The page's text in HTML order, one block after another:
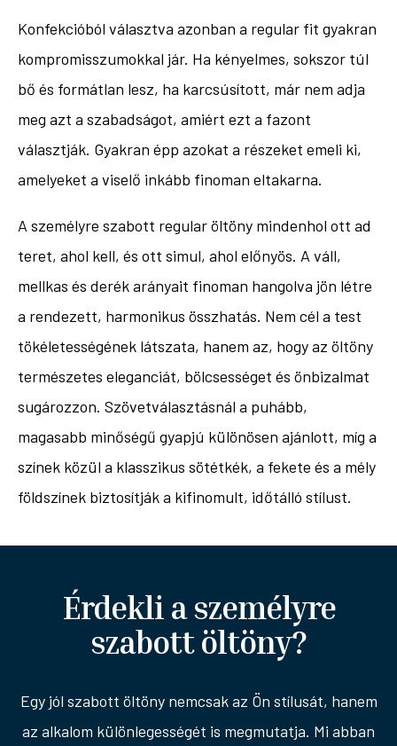
Konfekcióból választva azonban a regular fit gyakran
kompromisszumokkal jár. Ha kényelmes, sokszor túl
bő és formátlan lesz, ha karcsúsított, már nem adja
meg azt a szabadságot, amiért ezt a fazont
választják. Gyakran épp azokat a részeket emeli ki,
amelyeket a viselő inkább finoman eltakarna.
A személyre szabott regular öltöny mindenhol ott ad
teret, ahol kell, és ott simul, ahol előnyös. A váll,
mellkas és derék arányait finoman hangolva jön létre
a rendezett, harmonikus összhatás. Nem cél a test
tökéletességének látszata, hanem az, hogy az öltöny
természetes eleganciát, bölcsességet és önbizalmat
sugározzon. Szövetválasztásnál a puhább,
magasabb minőségű gyapjú különösen ajánlott, míg a
színek közül a klasszikus sötétkék, a fekete és a mély
földszínek biztosítják a kifinomult, időtálló stílust.
Érdekli a személyre
szabott öltöny?
Egy jól szabott öltöny nemcsak az Ön stílusát, hanem
az alkalom különlegességét is megmutatja. Mi abban